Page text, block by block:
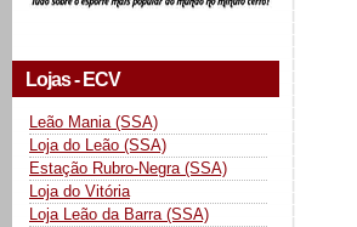
Lojas - ECV
Leão Mania (SSA)
Loja do Leão (SSA)
Estação Rubro-Negra (SSA)
Loja do Vitória
Loja Leão da Barra (SSA)